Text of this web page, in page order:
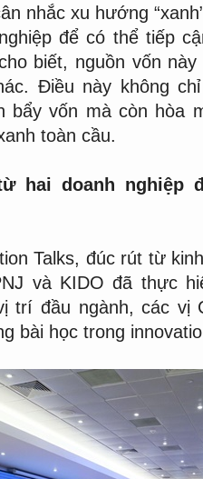
nhắc xu hướng
để có thể tiếp
biết, nguồn vốn
Điều này không
bẩy vốn mà còn hòa
toàn cầu.
hai doanh nghiệp
Talks, đúc rút từ
và KIDO đã thực
trí đầu ngành, các vị
bài học trong